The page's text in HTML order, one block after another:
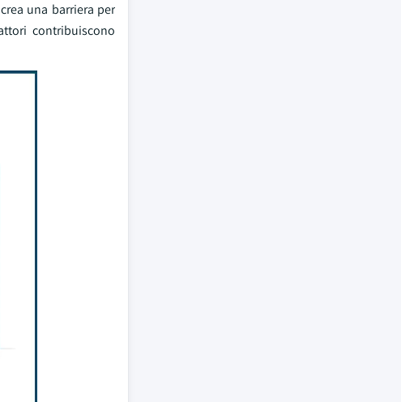
una barriera per
contribuiscono